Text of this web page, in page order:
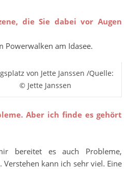
die Sie dabei vor Augen
Powerwalken am Idasee.
von Jette Janssen /Quelle:
© Jette Janssen
Aber ich finde es gehört
bereitet es auch Probleme,
Verstehen kann ich sehr viel. Eine